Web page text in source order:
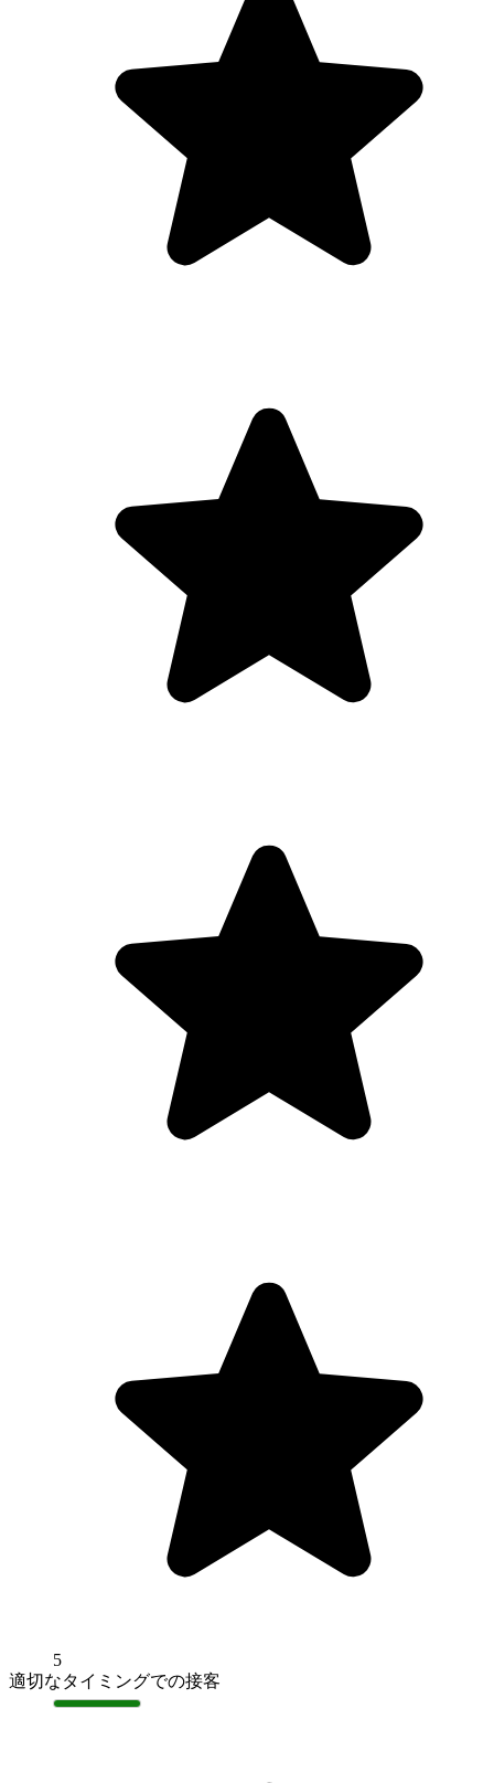
5
適切なタイミングでの接客